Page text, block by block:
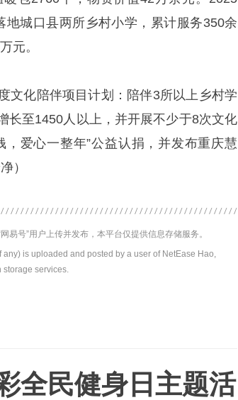
地城口县两所乡村小学，累计服务350余
元。
文化陪伴项目计划：陪伴3所以上乡村学
长至1450人以上，并开展不少于8次文化
爱心一整年”公益认捐，并发布重庆慧
）
易号”用户上传并发布，本平台仅提供信息存储服务。
is uploaded and posted by a user of NetEase Hao,
storage services.
全民健身日主题活